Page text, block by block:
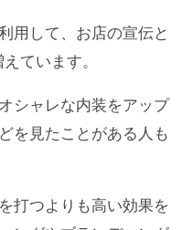
用して、お店の宣伝と
ています。
シャレな内装をアップ
を見たことがある人も
打つよりも高い効果を